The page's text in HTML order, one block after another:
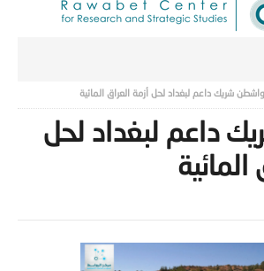
واشطن شريك داعم لبغداد لحل أزمة العراق المائية
داعم لبغداد لحل
المائية